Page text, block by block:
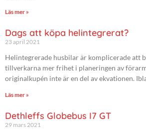
Läs mer »
Dags att köpa helintegrerat?
23 april 2021
Helintegrerade husbilar är komplicerade att
tillverkarna mer frihet i planeringen av
originalkupén inte är en del av ekvationen.
Läs mer »
Dethleffs Globebus I7 GT
29 mars 2021